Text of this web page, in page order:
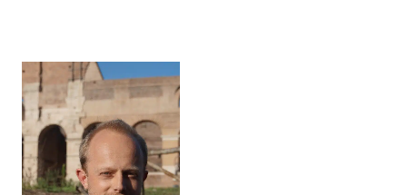
Eelco Bosch van Rosenthal, journalist en presentator
Nieuwsuur
‘Origineel en verfrissend, ook voor de
doorgewinterde Italiëkenner.’ Mustafa Marghadi,
Italiëcorrespondent NOS